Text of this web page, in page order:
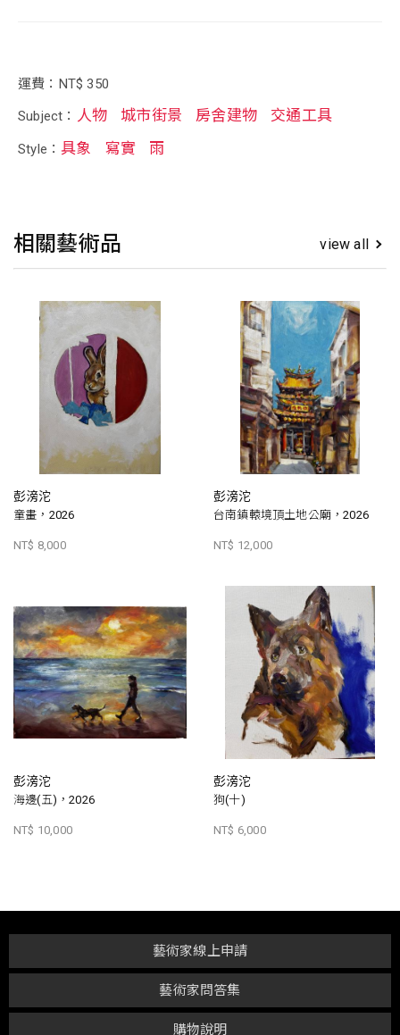
運費：NT$ 350
Subject： 人物 城市街景 房舍建物 交通工具
Style： 具象 寫實 雨
相關藝術品 view all
彭滂沱
童畫，2026
NT$ 8,000
彭滂沱
台南鎮轅境頂土地公廟，2026
NT$ 12,000
彭滂沱
海邊(五)，2026
NT$ 10,000
彭滂沱
狗(十)
NT$ 6,000
購物說明
藝術家問答集
藝術家線上申請